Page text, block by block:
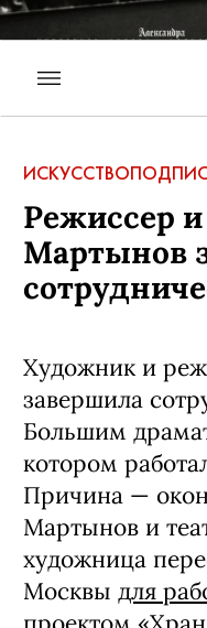
ИСКУССТВО
Режиссер
Мартынов
Художник и
завершила
Большим
котором
Причина —
Мартынов и
художница
Москвы для